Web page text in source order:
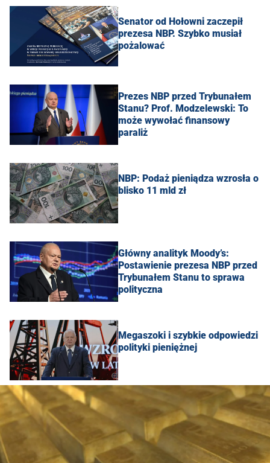
Senator od Hołowni zaczepił
prezesa NBP. Szybko musiał
pożalować
Prezes NBP przed Trybunałem
Stanu? Prof. Modzelewski: To
może wywołać finansowy
paraliż
NBP: Podaż pieniądza wzrosła o
blisko 11 mld zł
Główny analityk Moody’s:
Postawienie prezesa NBP przed
Trybunałem Stanu to sprawa
polityczna
Megaszoki i szybkie odpowiedzi
polityki pieniężnej